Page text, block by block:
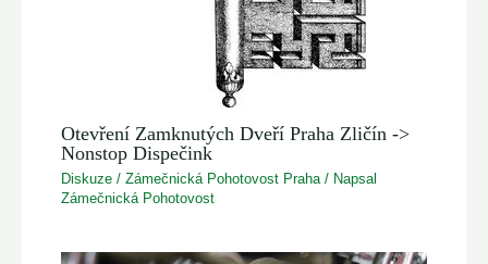
Otevření Zamknutých Dveří Praha Zličín ->
Nonstop Dispečink
Diskuze /Zámečnická Pohotovost Praha/ Napsal
Zámečnická Pohotovost